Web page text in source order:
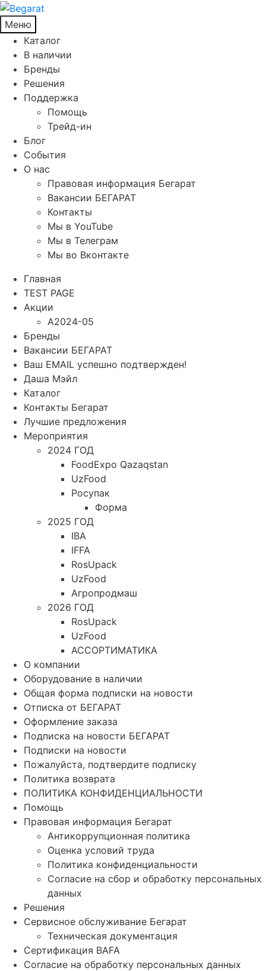
Меню
Каталог
В наличии
Бренды
Решения
Поддержка
Помощь
Трейд-ин
Блог
События
О нас
Правовая информация Бегарат
Вакансии БЕГАРАТ
Контакты
Мы в YouTube
Мы в Телеграм
Мы во Вконтакте
Главная
TEST PAGE
Акции
A2024-05
Бренды
Вакансии БЕГАРАТ
Ваш EMAIL успешно подтвержден!
Даша Мэйл
Каталог
Контакты Бегарат
Лучшие предложения
Мероприятия
2024 ГОД
FoodExpo Qazaqstan
UzFood
Росупак
Форма
2025 ГОД
IBA
IFFA
RosUpack
UzFood
Агропродмаш
2026 ГОД
RosUpack
UzFood
АССОРТИМАТИКА
О компании
Оборудование в наличии
Общая форма подписки на новости
Отписка от БЕГАРАТ
Оформление заказа
Подписка на новости БЕГАРАТ
Подписки на новости
Пожалуйста, подтвердите подписку
Политика возврата
ПОЛИТИКА КОНФИДЕНЦИАЛЬНОСТИ
Помощь
Правовая информация Бегарат
Антикоррупционная политика
Оценка условий труда
Политика конфиденциальности
Согласие на сбор и обработку персональных
данных
Решения
Сервисное обслуживание Бегарат
Техническая документация
Сертификация BAFA
Согласие на обработку персональных данных